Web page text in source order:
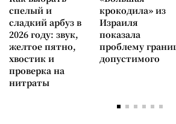
спелый и
сладкий арбуз в
2026 году: звук,
желтое пятно,
хвостик и
проверка на
нитраты
крокодила» из
Израиля
показала
проблему
допустимого